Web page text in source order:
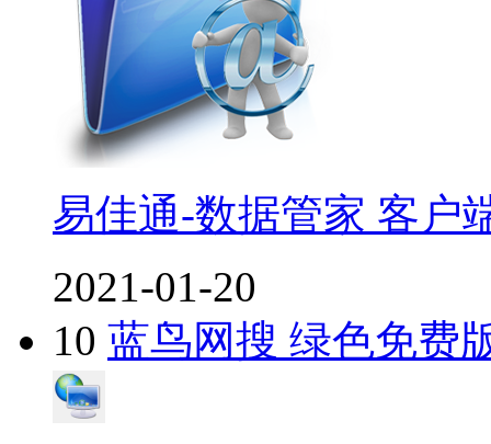
易佳通-数据管家 客户
2021-01-20
10 蓝鸟网搜 绿色免费